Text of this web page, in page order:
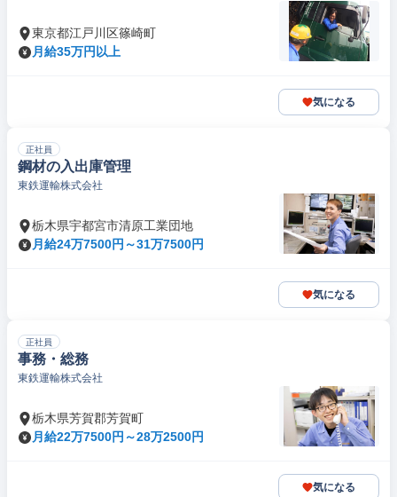
東京都江戸川区篠崎町
月給35万円以上
気になる
正社員
鋼材の入出庫管理
東鉄運輸株式会社
栃木県宇都宮市清原工業団地
月給24万7500円～31万7500円
気になる
正社員
事務・総務
東鉄運輸株式会社
栃木県芳賀郡芳賀町
月給22万7500円～28万2500円
気になる